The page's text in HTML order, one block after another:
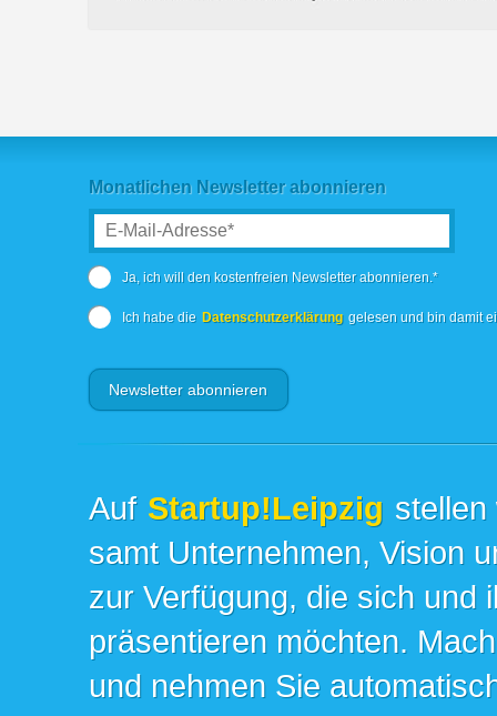
Monatlichen Newsletter abonnieren
Ja, ich will den kostenfreien Newsletter abonnieren.*
Ich habe die Datenschutzerklärung gelesen und bin damit
Auf Startup!Leipzig
samt Unternehmen, Vision
zur Verfügung, die sich und
präsentieren möchten.
und nehmen Sie